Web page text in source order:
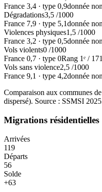
France 3,4 · type 0,9donnée
Dégradations3,5 /1000
France 7,9 · type 5,1donnée
Violences physiques1,5 /1000
France 3,2 · type 0,5donnée
Vols violents0 /1000
France 0,7 · type 0Rang 1ᵉ /
Vols sans violence2,5 /1000
France 9,1 · type 4,2donnée
Comparaison aux communes
dispersé). Source : SSMSI 2025
Migrations résidentielles
Arrivées
119
Départs
56
Solde
+63